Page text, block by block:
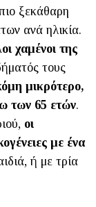
ξεκάθαρη
ανά ηλικία.
χαμένοι της
τους
μικρότερο,
των 65 ετών.
οι
με ένα
ή με τρία